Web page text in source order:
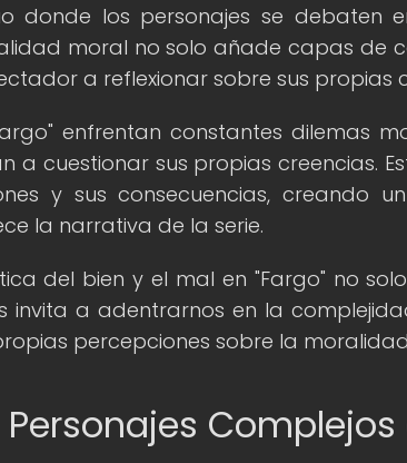
donde los personajes se debaten
moral no solo añade capas de
a reflexionar sobre sus propias
enfrentan constantes dilemas
a cuestionar sus propias creencias.
y sus consecuencias, creando
la narrativa de la serie.
del bien y el mal en "Fargo" no
invita a adentrarnos en la
percepciones sobre la
Complejos